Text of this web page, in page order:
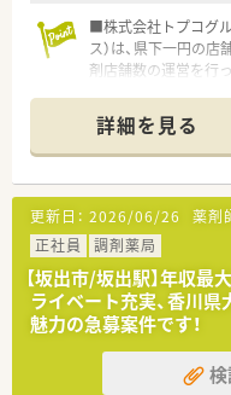
薬剤師やエリアマネ
■株式会社トプコグル
ス）は、県下一円の
剤店舗数の運営を行っ
どを充実させて環境
また、ライフステー
す。創業当初より医
築した結果、四国エ
方々を育成されてい
■互助会制度も有り、
います。
■3年以上在籍され
ます。
■ほぼ全ての店舗で
■現在、従業員の満足
抑える等「働き方改
詳細を見る
更新日： 2026/06/26 薬剤
正社員
調剤薬局
【坂出市/坂出駅】年収
ライベート充実、香川
魅力の急募案件です！